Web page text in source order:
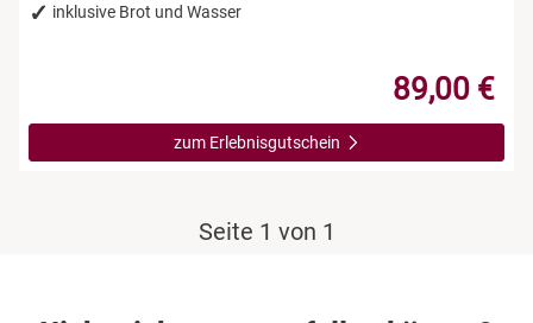
inklusive Brot und Wasser
89,00 €
zum Erlebnisgutschein
Seite 1 von 1